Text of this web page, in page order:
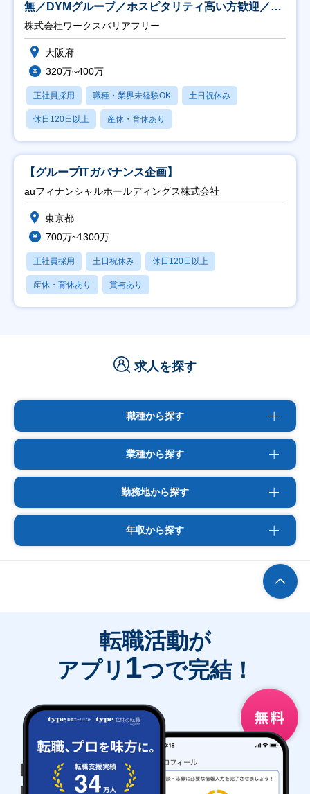
無／DYMグループ／ホスピタリティ高い方歓迎／土
日祝】
株式会社ワークスバリアフリー
大阪府
320万~400万
正社員採用 職種・業界未経験OK 土日祝休み
休日120日以上 産休・育休あり
【グループITガバナンス企画】
auフィナンシャルホールディングス株式会社
東京都
700万~1300万
正社員採用 土日祝休み 休日120日以上
産休・育休あり 賞与あり
求人を探す
職種から探す
業種から探す
勤務地から探す
年収から探す
転職活動が
アプリ 1つで完結！